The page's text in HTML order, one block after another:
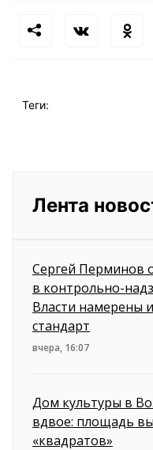
Теги:
Лента
Сергей Перминов
в контрольно-
Власти намерены
стандарт
вчера, 16:07
Дом культуры в
вдвое: площадь
«квадратов»